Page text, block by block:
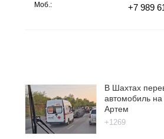
Моб.: +7 989
В Шахтах
автомобиль
Артем
+1269